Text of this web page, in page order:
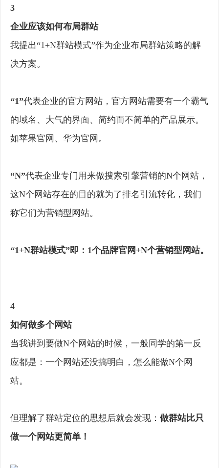
3
企业应该如何布局群站
我提出“1+N群站模式”作为企业布局群站策略的解
决方案。
“1”代表企业的官方网站，官方网站需要有一个霸气
的域名、大气的界面、简约而不简单的产品展示。
如苹果官网、华为官网。
“N”代表企业专门用来做搜索引擎营销的N个网站，
这N个网站存在的目的就为了排名引流转化，我们
称它们为营销型网站。
“1+N群站模式”即：1个品牌官网+N个营销型网站。
4
如何做多个网站
当我讲到要做N个网站的时候，一般同学的第一反
应都是：一个网站还没搞明白，怎么能做N个网
站。
但理解了群站定位的思想后就会发现： 做群站比只
做一个网站更简单！